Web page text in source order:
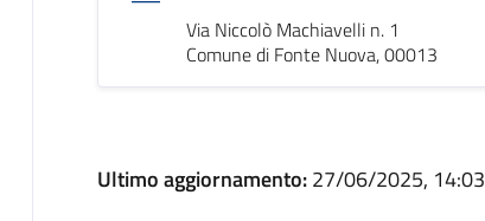
Via Niccolò Machiavelli n. 1
Comune di Fonte Nuova, 00013
Ultimo aggiornamento:27/06/2025, 14:03